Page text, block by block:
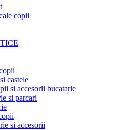
copii
castele
si accesorii bucatarie
si parcari
si accesorii